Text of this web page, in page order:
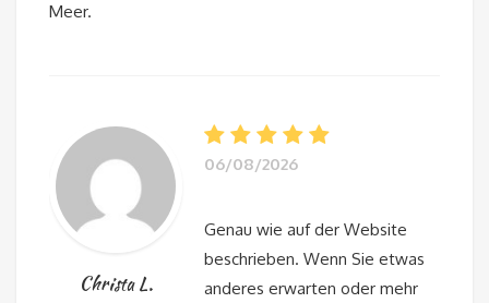
Meer.
Christa L.
06/08/2026
Genau wie auf der Website
beschrieben. Wenn Sie etwas
anderes erwarten oder mehr